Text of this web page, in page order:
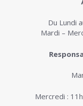
Du Lundi
Mardi –
Mercredi :